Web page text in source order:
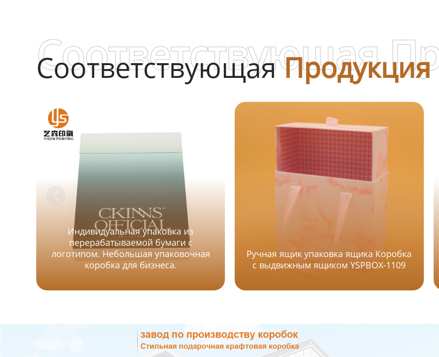
СоответствующаяПродукция
Соответствующая
Индивидуальная упаковка из
перерабатываемой бумаги с
логотипом. Небольшая упаковочная
коробка для бизнеса.
Ручная ящик упаковка ящика Коробка
с выдвижным ящиком YSPBOX-1109